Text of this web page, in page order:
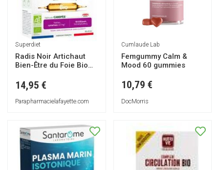
Superdiet
Radis Noir Artichaut
Bien-Être du Foie Bio
ampoules de 10 ml
14,95 €
Parapharmacielafayette.com
Cumlaude Lab
Femgummy Calm &
Mood 60 gummies
10,79 €
DocMorris